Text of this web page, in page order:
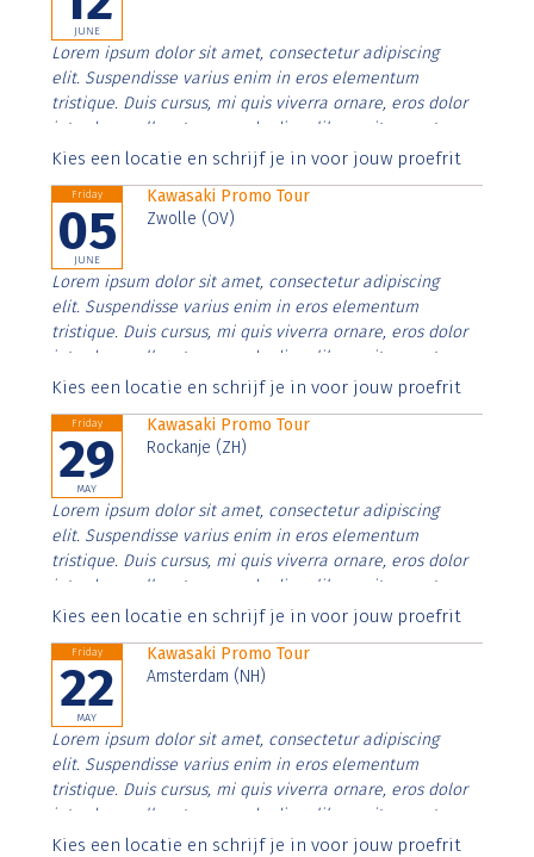
JUNE
Lorem ipsum dolor sit amet, consectetur adipiscing
elit. Suspendisse varius enim in eros elementum
tristique. Duis cursus, mi quis viverra ornare, eros dolor
interdum nulla, ut commodo diam libero vitae erat.
Aenean faucibus nibh et justo cursus id rutrum lorem
Kies een locatie en schrijf je in voor jouw proefrit
Friday
05
JUNE
Kawasaki Promo Tour
Zwolle (OV)
Lorem ipsum dolor sit amet, consectetur adipiscing
elit. Suspendisse varius enim in eros elementum
tristique. Duis cursus, mi quis viverra ornare, eros dolor
interdum nulla, ut commodo diam libero vitae erat.
Aenean faucibus nibh et justo cursus id rutrum lorem
Kies een locatie en schrijf je in voor jouw proefrit
Friday
29
MAY
Kawasaki Promo Tour
Rockanje (ZH)
Lorem ipsum dolor sit amet, consectetur adipiscing
elit. Suspendisse varius enim in eros elementum
tristique. Duis cursus, mi quis viverra ornare, eros dolor
interdum nulla, ut commodo diam libero vitae erat.
Aenean faucibus nibh et justo cursus id rutrum lorem
Kies een locatie en schrijf je in voor jouw proefrit
Friday
22
MAY
Kawasaki Promo Tour
Amsterdam (NH)
Lorem ipsum dolor sit amet, consectetur adipiscing
elit. Suspendisse varius enim in eros elementum
tristique. Duis cursus, mi quis viverra ornare, eros dolor
interdum nulla, ut commodo diam libero vitae erat.
Aenean faucibus nibh et justo cursus id rutrum lorem
Kies een locatie en schrijf je in voor jouw proefrit